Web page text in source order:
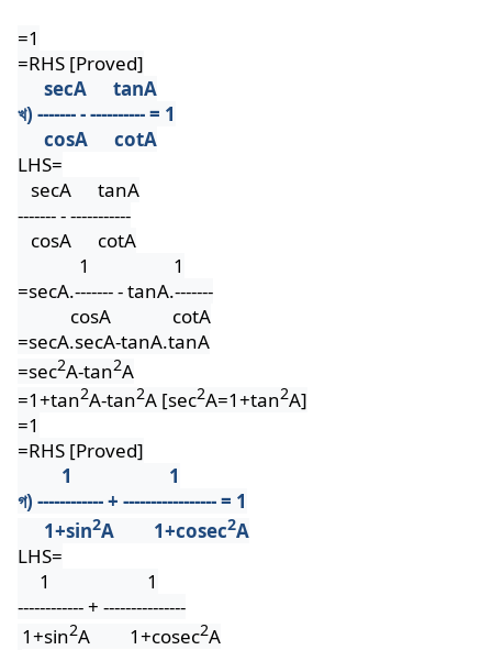
=1
=RHS [Proved]
secA
tanA
খ) ------- - ---------- = 1
cosA
cotA
LHS=
secA
tanA
------- - -----------
cosA
cotA
1
1
=secA.------- - tanA.-------
cosA
cotA
=secA.secA-tanA.tanA
=sec2A-tan2A
=1+tan2A-tan2A [sec2A=1+tan2A]
=1
=RHS [Proved]
1
1
গ) ------------ + ----------------- = 1
1+sin2A 1+cosec2A
LHS=
1
1
------------ + ---------------
1+sin2A 1+cosec2A